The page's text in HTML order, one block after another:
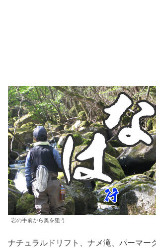
岩の手前から奥を狙う
ナチュラルドリフト、ナメ滝、パーマー